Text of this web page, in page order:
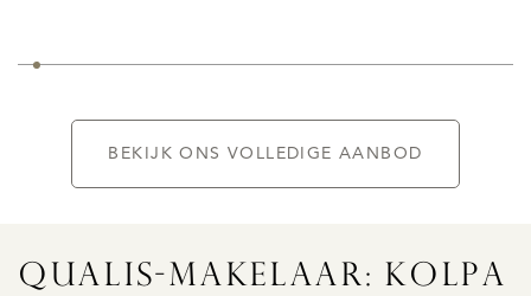
BEKIJK ONS VOLLEDIGE AANBOD
QUALIS-MAKELAAR: KOLPA